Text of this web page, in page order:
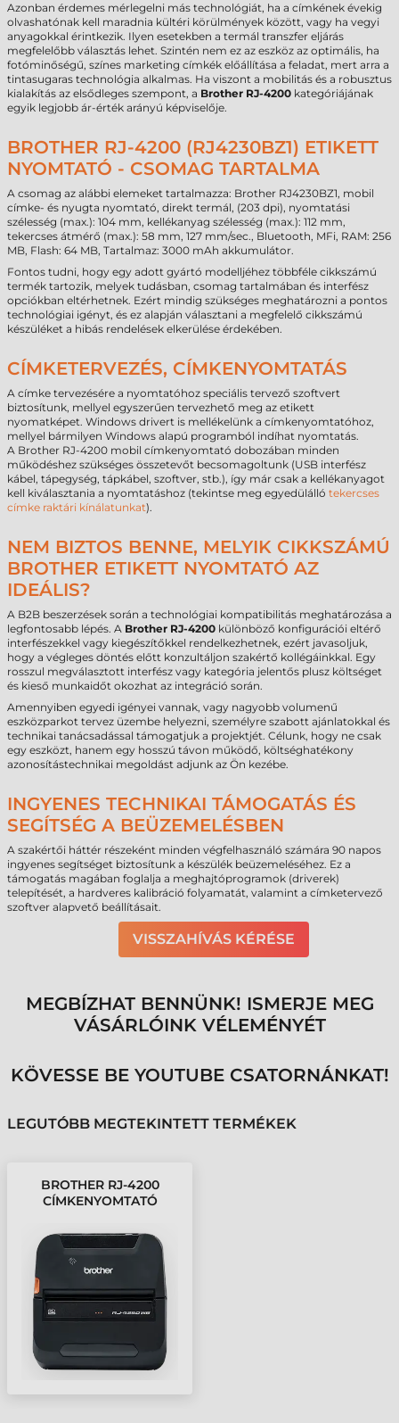
Azonban érdemes mérlegelni más technológiát, ha a címkének évekig
olvashatónak kell maradnia kültéri körülmények között, vagy ha vegyi
anyagokkal érintkezik. Ilyen esetekben a termál transzfer eljárás
megfelelőbb választás lehet. Szintén nem ez az eszköz az optimális, ha
fotóminőségű, színes marketing címkék előállítása a feladat, mert arra a
tintasugaras technológia alkalmas. Ha viszont a mobilitás és a robusztus
kialakítás az elsődleges szempont, a Brother RJ-4200 kategóriájának
egyik legjobb ár-érték arányú képviselője.
BROTHER RJ-4200 (RJ4230BZ1) ETIKETT
NYOMTATÓ - CSOMAG TARTALMA
A csomag az alábbi elemeket tartalmazza: Brother RJ4230BZ1, mobil
címke- és nyugta nyomtató, direkt termál, (203 dpi), nyomtatási
szélesség (max.): 104 mm, kellékanyag szélesség (max.): 112 mm,
tekercses átmérő (max.): 58 mm, 127 mm/sec., Bluetooth, MFi, RAM: 256
MB, Flash: 64 MB, Tartalmaz: 3000 mAh akkumulátor.
Fontos tudni, hogy egy adott gyártó modelljéhez többféle cikkszámú
termék tartozik, melyek tudásban, csomag tartalmában és interfész
opciókban eltérhetnek. Ezért mindig szükséges meghatározni a pontos
technológiai igényt, és ez alapján választani a megfelelő cikkszámú
készüléket a hibás rendelések elkerülése érdekében.
CÍMKETERVEZÉS, CÍMKENYOMTATÁS
A címke tervezésére a nyomtatóhoz speciális tervező szoftvert
biztosítunk, mellyel egyszerűen tervezhető meg az etikett
nyomatképet. Windows drivert is mellékelünk a címkenyomtatóhoz,
mellyel bármilyen Windows alapú programból indíhat nyomtatás.
A Brother RJ-4200 mobil címkenyomtató dobozában minden
működéshez szükséges összetevőt becsomagoltunk (USB interfész
kábel, tápegység, tápkábel, szoftver, stb.), így már csak a kellékanyagot
kell kiválasztania a nyomtatáshoz (tekintse meg egyedülálló tekercses
címke raktári kínálatunkat).
NEM BIZTOS BENNE, MELYIK CIKKSZÁMÚ
BROTHER ETIKETT NYOMTATÓ AZ
IDEÁLIS?
A B2B beszerzések során a technológiai kompatibilitás meghatározása a
legfontosabb lépés. A Brother RJ-4200 különböző konfigurációi eltérő
interfészekkel vagy kiegészítőkkel rendelkezhetnek, ezért javasoljuk,
hogy a végleges döntés előtt konzultáljon szakértő kollégáinkkal. Egy
rosszul megválasztott interfész vagy kategória jelentős plusz költséget
és kieső munkaidőt okozhat az integráció során.
Amennyiben egyedi igényei vannak, vagy nagyobb volumenű
eszközparkot tervez üzembe helyezni, személyre szabott ajánlatokkal és
technikai tanácsadással támogatjuk a projektjét. Célunk, hogy ne csak
egy eszközt, hanem egy hosszú távon működő, költséghatékony
azonosítástechnikai megoldást adjunk az Ön kezébe.
INGYENES TECHNIKAI TÁMOGATÁS ÉS
SEGÍTSÉG A BEÜZEMELÉSBEN
A szakértői háttér részeként minden végfelhasználó számára 90 napos
ingyenes segítséget biztosítunk a készülék beüzemeléséhez. Ez a
támogatás magában foglalja a meghajtóprogramok (driverek)
telepítését, a hardveres kalibráció folyamatát, valamint a címketervező
szoftver alapvető beállításait.
VISSZAHÍVÁS KÉRÉSE
MEGBÍZHAT BENNÜNK! ISMERJE MEG
VÁSÁRLÓINK VÉLEMÉNYÉT
KÖVESSE BE YOUTUBE CSATORNÁNKAT!
LEGUTÓBB MEGTEKINTETT TERMÉKEK
BROTHER RJ-4200
CÍMKENYOMTATÓ